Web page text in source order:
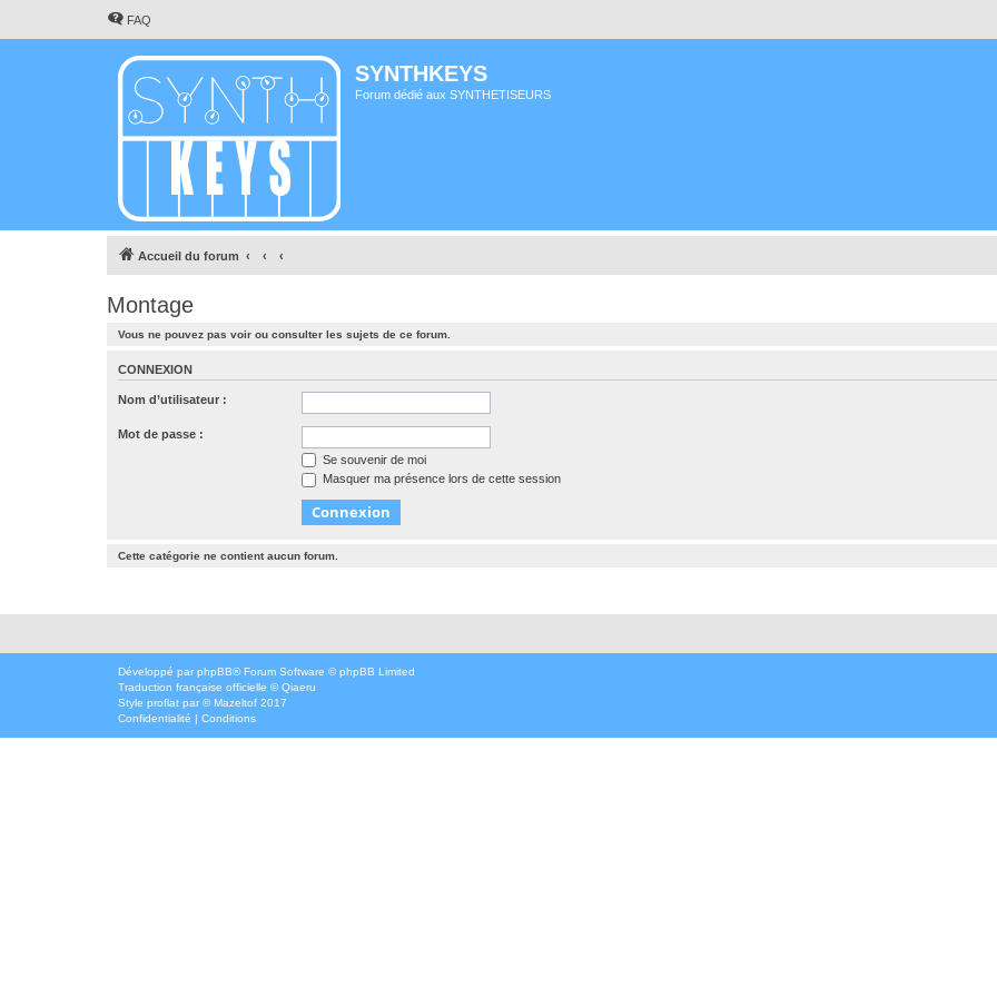
FAQ
SYNTHKEYS
Forum dédié aux SYNTHETISEURS
Accueil du forum
Montage
Vous ne pouvez pas voir ou consulter les sujets de ce forum.
CONNEXION
Nom d’utilisateur :
Mot de passe :
Se souvenir de moi
Masquer ma présence lors de cette session
Cette catégorie ne contient aucun forum.
Développé par phpBB® Forum Software © phpBB Limited
Traduction française officielle ©Qiaeru
Style proflat par ©Mazeltof 2017
Confidentialité | Conditions